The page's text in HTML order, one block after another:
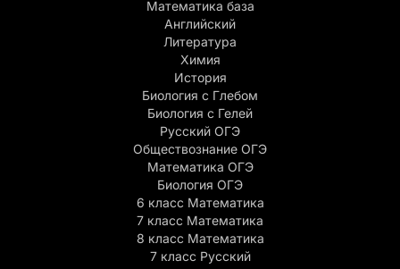
Математика база
Английский
Литература
Химия
История
Биология с Глебом
Биология с Гелей
Русский ОГЭ
Обществознание ОГЭ
Математика ОГЭ
Биология ОГЭ
6 класс Математика
7 класс Математика
8 класс Математика
7 класс Русский